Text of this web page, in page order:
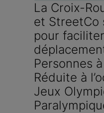
La Croix-
et StreetCo
pour
Personnes
Réduite à
Jeux